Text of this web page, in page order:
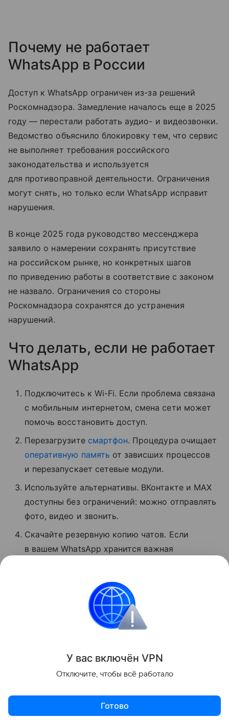
Почему не работает
WhatsApp в России
Доступ к WhatsApp ограничен из-за решений
Роскомнадзора. Замедление началось еще в 2025
году — перестали работать аудио- и видеозвонки.
Ведомство объяснило блокировку тем, что сервис
не выполняет требования российского
законодательства и используется
для противоправной деятельности. Ограничения
могут снять, но только если WhatsApp исправит
нарушения.
В конце 2025 года руководство мессенджера
заявило о намерении сохранять присутствие
на российском рынке, но конкретных шагов
по приведению работы в соответствие с законом
не назвало. Ограничения со стороны
Роскомнадзора сохранятся до устранения
нарушений.
Что делать, если не работает
WhatsApp
Подключитесь к Wi-Fi. Если проблема связана
с мобильным интернетом, смена сети может
помочь восстановить доступ.
Перезагрузите смартфон. Процедура очищает
оперативную память от зависших процессов
и перезапускает сетевые модули.
Используйте альтернативы. ВКонтакте и MAX
доступны без ограничений: можно отправлять
фото, видео и звонить.
Скачайте резервную копию чатов. Если
в вашем WhatsApp хранится важная
Поделиться
У вас включён VPN
Отключите, чтобы всё работало
Готово